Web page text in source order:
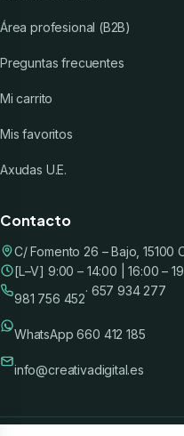
Área profesional (B2B)
Preguntas frecuentes
Mi carrito
Mis favoritos
Axudas U.E.
Contacto
C/ Fomento 26 – Bajo, 15100
[L–V] 9:00 – 14:00 | 16:00 –
981 756 452
· 657 934 277
WhatsApp 660 412 185
info@creativadigital.es